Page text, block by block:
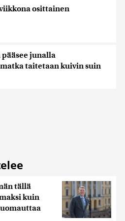
osittainen
junalla
taitetaan kuivin suin
tällä
kuin